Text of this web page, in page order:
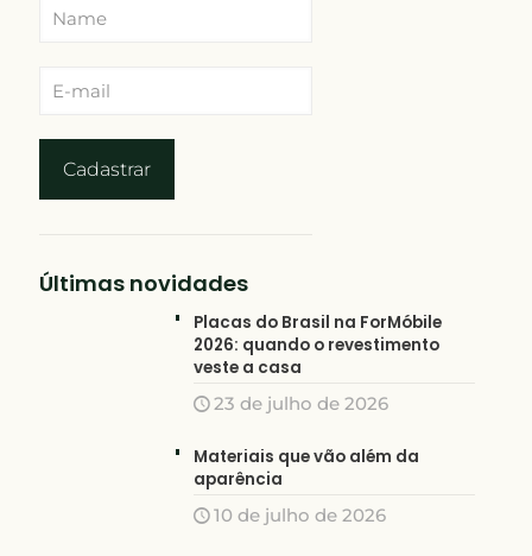
Últimas novidades
Placas do Brasil na ForMóbile
2026: quando o revestimento
veste a casa
23 de julho de 2026
Materiais que vão além da
aparência
10 de julho de 2026